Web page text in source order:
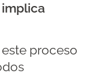
proceso